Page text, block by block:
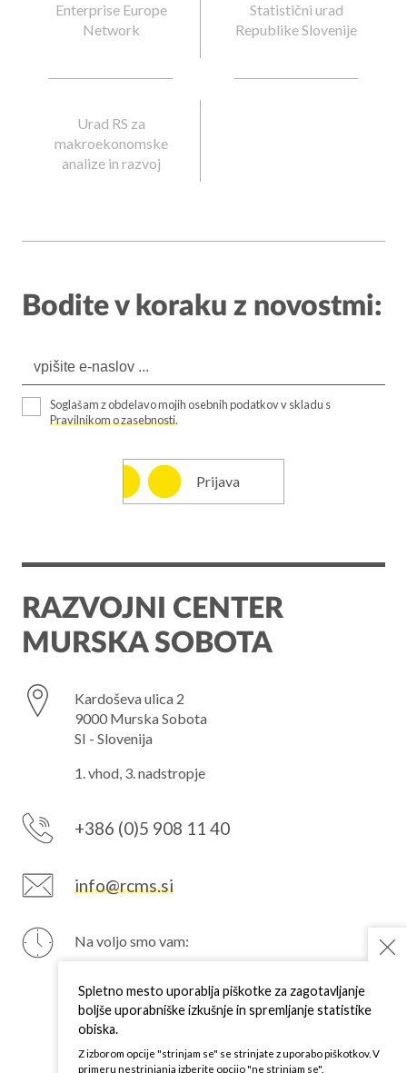
Enterprise Europe
Network
Statistični urad
Republike Slovenije
Urad RS za
makroekonomske
analize in razvoj
Bodite v koraku z novostmi:
Soglašam z obdelavo mojih osebnih podatkov v skladu s
Pravilnikom o zasebnosti.
Prijava
RAZVOJNI CENTER
MURSKA SOBOTA
Kardoševa ulica 2
9000 Murska Sobota
SI - Slovenija
1. vhod, 3. nadstropje
+386 (0)5 908 11 40
info@rcms.si
Na voljo smo vam:
TOR
7–15 h
SRE
7–15 h
ČET
PET
7–15 h
Spletno mesto uporablja piškotke za zagotavljanje
boljše uporabniške izkušnje in spremljanje statistike
obiska.
Z izborom opcije "strinjam se" se strinjate z uporabo piškotkov. V
primeru nestrinjanja izberite opcijo "ne strinjam se".